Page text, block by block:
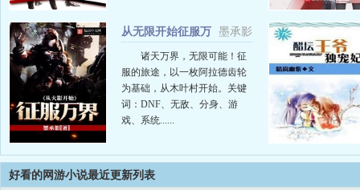
墨承影
从无限开始征服万
诸天万界，无限可能！征
服的旅途，以一枚阿拉德齿轮
为基础，从木叶村开始。关键
词：DNF、无敌、分身、游
戏、系统......
好看的网游小说最近更新列表